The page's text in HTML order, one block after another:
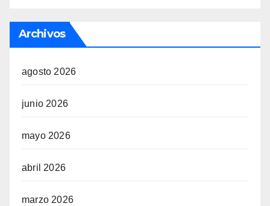
Archivos
agosto 2026
junio 2026
mayo 2026
abril 2026
marzo 2026